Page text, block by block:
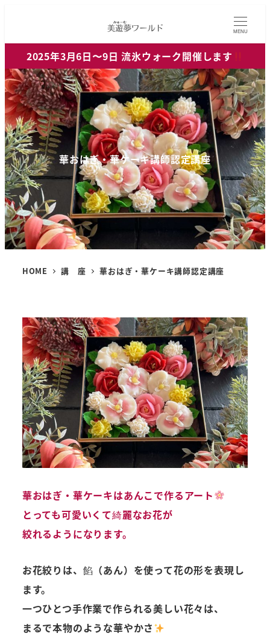
MENU
2025年3月6日〜9日 流氷ウォーク開催します
華おはぎ・華ケーキ講師認定講座
HOME 講 座 華おはぎ・華ケーキ講師認定講座
華おはぎ・華ケーキはあんこで作るアート
とっても可愛いくて綺麗なお花が
絞れるようになります。
お花絞りは、餡（あん）を使って花の形を表現し
ます。
一つひとつ手作業で作られる美しい花々は、
まるで本物のような華やかさ